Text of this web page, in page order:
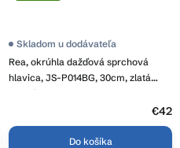
Rea, okrúhla dažďová sprchová
hlavica, JS-P014BG, 30cm, zlatá
matná, REA-P8604
Skladom u dodávateľa
€42
Do košíka